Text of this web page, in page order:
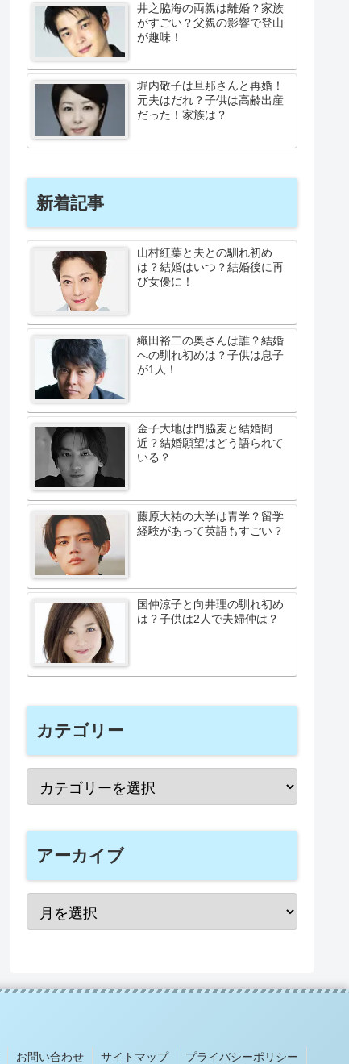
井之脇海の両親は離婚？家族
がすごい？父親の影響で登山
が趣味！
堀内敬子は旦那さんと再婚！
元夫はだれ？子供は高齢出産
だった！家族は？
新着記事
山村紅葉と夫との馴れ初め
は？結婚はいつ？結婚後に再
び女優に！
織田裕二の奥さんは誰？結婚
への馴れ初めは？子供は息子
が1人！
金子大地は門脇麦と結婚間
近？結婚願望はどう語られて
いる？
藤原大祐の大学は青学？留学
経験があって英語もすごい？
国仲涼子と向井理の馴れ初め
は？子供は2人で夫婦仲は？
カテゴリー
アーカイブ
お問い合わせ サイトマップ プライバシーポリシー